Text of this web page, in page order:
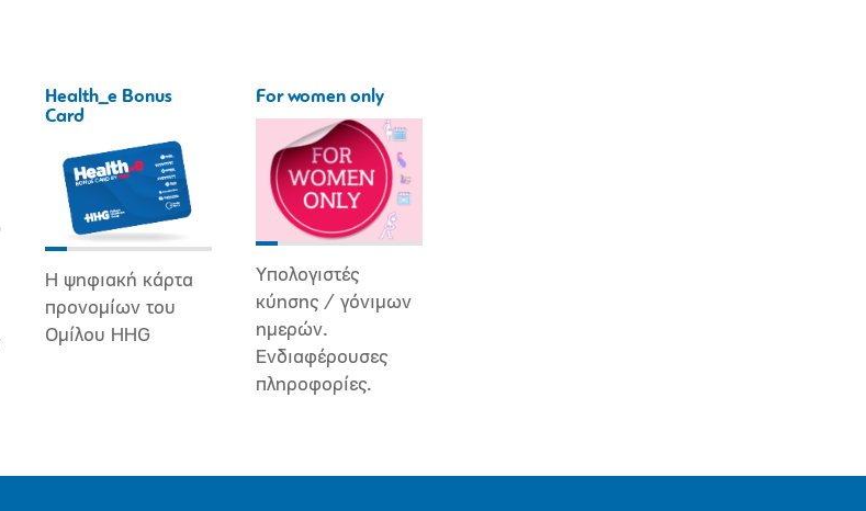
Health_e Bonus
Card
Η ψηφιακή κάρτα
προνομίων του
Ομίλου HHG
For women only
Υπολογιστές
κύησης / γόνιμων
ημερών.
Ενδιαφέρουσες
πληροφορίες.